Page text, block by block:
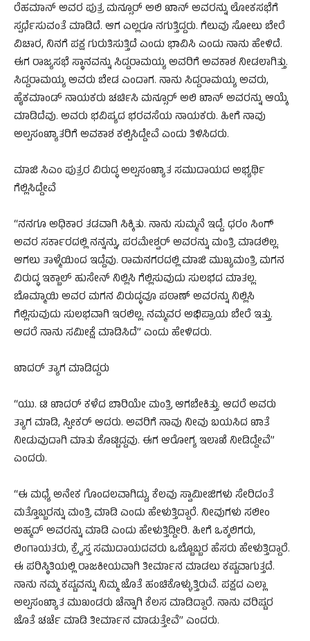
ರೆಹಮಾನ್ ಅವರ ಪುತ್ರ ಮನ್ಸೂರ್ ಅಲಿ ಖಾನ್ ಅವರನ್ನು ಲೋಕಸಭೆಗೆ
ಸ್ಪರ್ಧೆಸುವಂತೆ ಮಾಡಿದೆ. ಆಗ ಎಲ್ಲರೂ ನಗುತ್ತಿದ್ದರು. ಗೆಲುವು ಸೋಲು ಬೇರೆ
ವಿಚಾರ, ನಿನಗೆ ಪಕ್ಷ ಗುರುತಿಸುತ್ತಿದೆ ಎಂದು ಭಾವಿಸಿ ಎಂದು ನಾನು ಹೇಳಿದೆ.
ಈಗ ರಾಜ್ಯಸಭೆ ಸ್ಥಾನವನ್ನು ಸಿದ್ದರಾಮಯ್ಯ ಅವರಿಗೆ ಅವಕಾಶ ನೀಡಲಾಗಿತ್ತು.
ಸಿದ್ದರಾಮಯ್ಯ ಅವರು ಬೇಡ ಎಂದಾಗ. ನಾನು ಸಿದ್ದರಾಮಯ್ಯ ಅವರು,
ಹೈಕಮಾಂಡ್ ನಾಯಕರು ಚರ್ಚಿಸಿ ಮನ್ಸೂರ್ ಅಲಿ ಖಾನ್ ಅವರನ್ನು ಆಯ್ಕೆ
ಮಾಡಿದೆವು. ಅವರು ಭವಿಷ್ಯದ ಭರವಸೆಯ ನಾಯಕರು. ಹೀಗೆ ನಾವು
ಅಲ್ಪಸಂಖ್ಯಾತರಿಗೆ ಅವಕಾಶ ಕಲ್ಪಿಸಿದ್ದೇವೆ ಎಂದು ತಿಳಿಸಿದರು.
ಮಾಜಿ ಸಿಎಂ ಪುತ್ರರ ವಿರುದ್ಧ ಅಲ್ಪಸಂಖ್ಯಾತ ಸಮುದಾಯದ ಅಭ್ಯರ್ಥಿ
ಗೆಲ್ಲಿಸಿದ್ದೇವೆ
“ನನಗೂ ಅಧಿಕಾರ ತಡವಾಗಿ ಸಿಕ್ಕಿತು. ನಾನು ಸುಮ್ಮನೆ ಇದ್ದೆ. ಧರಂ ಸಿಂಗ್
ಅವರ ಸರ್ಕಾರದಲ್ಲಿ ನನ್ನನ್ನು, ಪರಮೇಶ್ವರ್ ಅವರನ್ನು ಮಂತ್ರಿ ಮಾಡಲಿಲ್ಲ.
ಆಗಲು ತಾಳ್ಮೆಯಿಂದ ಇದ್ದೆವು. ರಾಮನಗರದಲ್ಲಿ ಮಾಜಿ ಮುಖ್ಯಮಂತ್ರಿ ಮಗನ
ವಿರುದ್ಧ ಇಕ್ಬಾಲ್ ಹುಸೇನ್ ನಿಲ್ಲಿಸಿ ಗೆಲ್ಲಿಸುವುದು ಸುಲಭದ ಮಾತಲ್ಲ.
ಬೊಮ್ಮಾಯಿ ಅವರ ಮಗನ ವಿರುದ್ಧವೂ ಪಠಾಣ್ ಅವರನ್ನು ನಿಲ್ಲಿಸಿ
ಗೆಲ್ಲಿಸುವುದು ಸುಲಭವಾಗಿ ಇರಲಿಲ್ಲ. ನಮ್ಮವರ ಅಭಿಪ್ರಾಯ ಬೇರೆ ಇತ್ತು.
ಆದರೆ ನಾನು ಸಮೀಕ್ಷೆ ಮಾಡಿಸಿದೆ” ಎಂದು ಹೇಳಿದರು.
ಖಾದರ್ ತ್ಯಾಗ ಮಾಡಿದ್ದರು
“ಯು. ಟಿ ಖಾದರ್ ಕಳೆದ ಬಾರಿಯೇ ಮಂತ್ರಿ ಆಗಬೇಕಿತ್ತು. ಆದರೆ ಅವರು
ತ್ಯಾಗ ಮಾಡಿ, ಸ್ಪೀಕರ್ ಆದರು. ಅವರಿಗೆ ನಾವು ನೀವು ಬಯಸಿದ ಖಾತೆ
ನೀಡುವುದಾಗಿ ಮಾತು ಕೊಟ್ಟಿದ್ದವು. ಈಗ ಆರೋಗ್ಯ ಇಲಾಖೆ ನೀಡಿದ್ದೇವೆ”
ಎಂದರು.
“ಈ ಮಧ್ಯೆ ಅನೇಕ ಗೊಂದಲವಾಗಿದ್ದು, ಕೆಲವು ಸ್ವಾಮೀಜಿಗಳು ಸೇರಿದಂತೆ
ಮತ್ತೊಬ್ಬರನ್ನು ಮಂತ್ರಿ ಮಾಡಿ ಎಂದು ಹೇಳುತ್ತಿದ್ದಾರೆ. ನೀವುಗಳು ಸಲೀಂ
ಅಹ್ಮದ್ ಅವರನ್ನು ಮಾಡಿ ಎಂದು ಹೇಳುತ್ತಿದ್ದೀರಿ. ಹೀಗೆ ಒಕ್ಕಲಿಗರು,
ಲಿಂಗಾಯತರು, ಕ್ರೈಸ್ತ ಸಮುದಾಯದವರು ಒಬ್ಬೊಬ್ಬರ ಹೆಸರು ಹೇಳುತ್ತಿದ್ದಾರೆ.
ಈ ಪರಿಸ್ಥಿತಿಯಲ್ಲಿ ರಾಜಕೀಯವಾಗಿ ತೀರ್ಮಾನ ಮಾಡಲು ಕಷ್ಟವಾಗುತ್ತದೆ.
ನಾನು ನಮ್ಮ ಕಷ್ಟವನ್ನು ನಿಮ್ಮ ಜೊತೆ ಹಂಚಿಕೊಳ್ಳುತ್ತಿರುವೆ. ಪಕ್ಷದ ಎಲ್ಲಾ
ಅಲ್ಪಸಂಖ್ಯಾತ ಮುಖಂಡರು ಚೆನ್ನಾಗಿ ಕೆಲಸ ಮಾಡಿದ್ದಾರೆ. ನಾನು ವರಿಷ್ಟರ
ಜೊತೆ ಚರ್ಚೆ ಮಾಡಿ ತೀರ್ಮಾನ ಮಾಡುತ್ತೇವೆ” ಎಂದರು.